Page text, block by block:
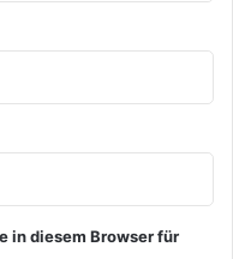
in diesem Browser für